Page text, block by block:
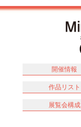
開催情報
作品リスト
展覧会構成